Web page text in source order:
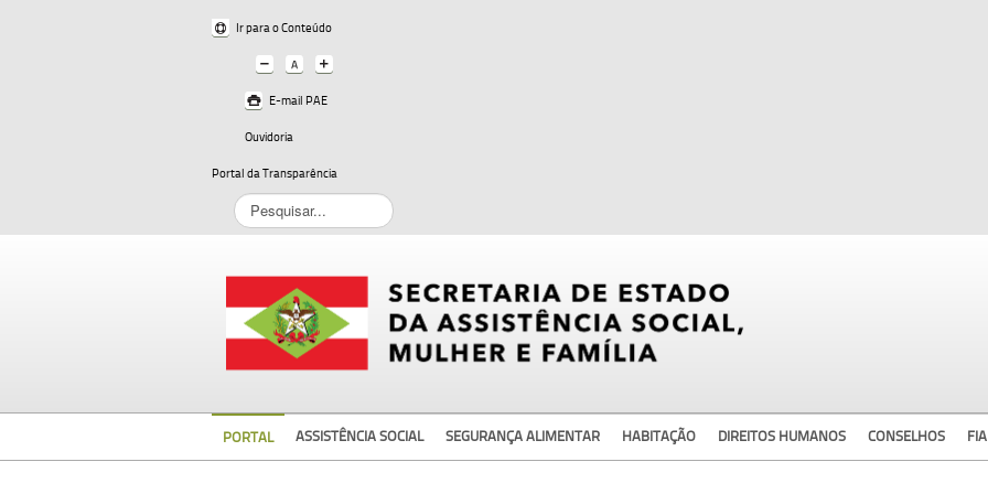
Ir para o Conteúdo
E-mail PAE
Ouvidoria
Portal da Transparência
Pesquisar...
PORTAL ASSISTÊNCIA SOCIAL SEGURANÇA ALIMENTAR HABITAÇÃO DIREITOS HUMANOS CONSELHOS FIA